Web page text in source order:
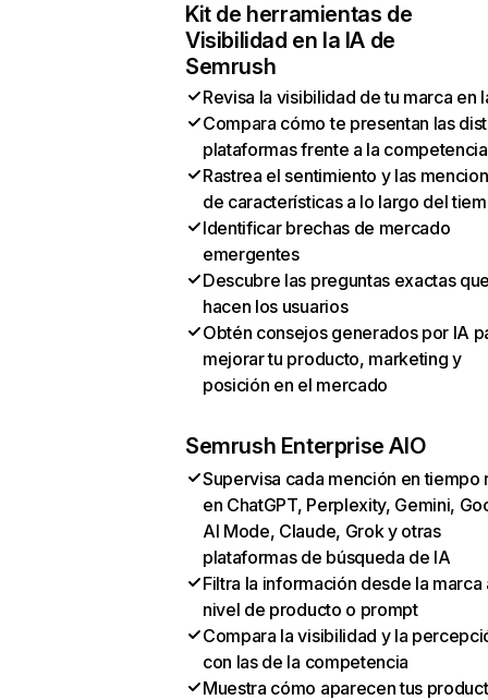
Kit de herramientas de
Visibilidad en la IA de
Semrush
Revisa la visibilidad de tu marca en
Compara cómo te presentan las
plataformas frente a la competencia
Rastrea el sentimiento y las
de características a lo largo del
Identificar brechas de mercado
emergentes
Descubre las preguntas exactas
hacen los usuarios
Obtén consejos generados por IA
mejorar tu producto, marketing y
posición en el mercado
Semrush Enterprise AIO
Supervisa cada mención en tiempo
en ChatGPT, Perplexity, Gemini,
AI Mode, Claude, Grok y otras
plataformas de búsqueda de IA
Filtra la información desde la marca
nivel de producto o prompt
Compara la visibilidad y la
con las de la competencia
Muestra cómo aparecen tus